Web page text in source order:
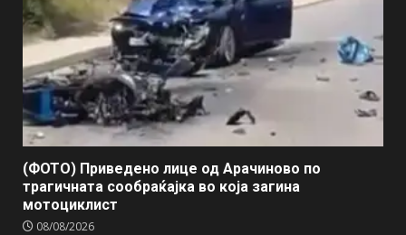
(ФОТО) Приведено лице од Арачиново по
трагичната сообраќајка во која загина
мотоциклист
08/08/2026